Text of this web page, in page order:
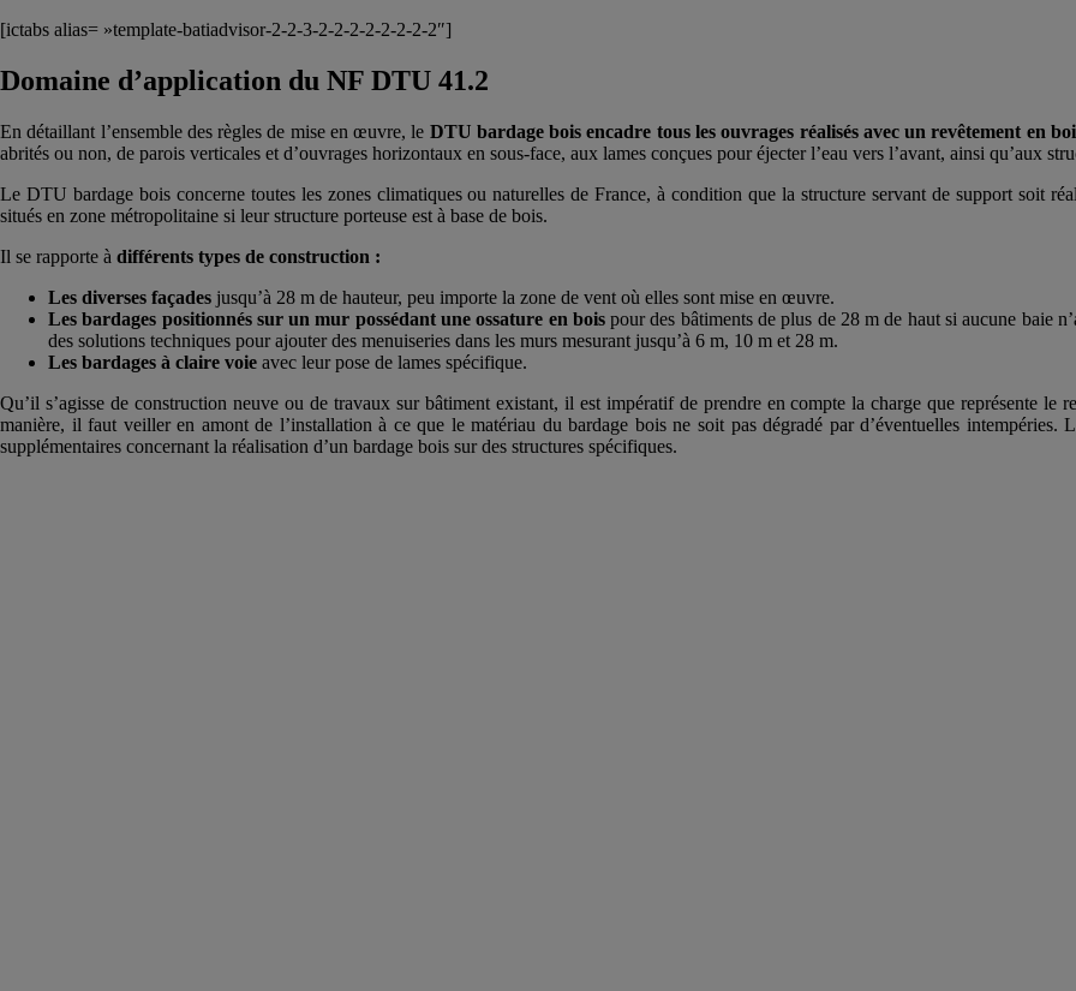
[ictabs alias= »template-batiadvisor-2-2-3-2-2-2-2-2-2-2-2″]
Domaine d’application du NF DTU 41.2
En détaillant l’ensemble des règles de mise en œuvre, le DTU bardage bois encadre tous les ouvrages réalisés avec un revêtement en
abrités ou non, de parois verticales et d’ouvrages horizontaux en sous-face, aux lames conçues pour éjecter l’eau vers l’avant, ainsi qu’aux
Le DTU bardage bois concerne toutes les zones climatiques ou naturelles de France, à condition que la structure servant de support soit
situés en zone métropolitaine si leur structure porteuse est à base de bois.
Il se rapporte à différents types de construction :
Les diverses façades jusqu’à 28 m de hauteur, peu importe la zone de vent où elles sont mise en œuvre.
Les bardages positionnés sur un mur possédant une ossature en boispour des bâtiments de plus de 28 m de haut si aucune baie
des solutions techniques pour ajouter des menuiseries dans les murs mesurant jusqu’à 6 m, 10 m et 28 m.
Les bardages à claire voie avec leur pose de lames spécifique.
Qu’il s’agisse de construction neuve ou de travaux sur bâtiment existant, il est impératif de prendre en compte la charge que représente le
manière, il faut veiller en amont de l’installation à ce que le matériau du bardage bois ne soit pas dégradé par d’éventuelles intempéries.
supplémentaires concernant la réalisation d’un bardage bois sur des structures spécifiques.